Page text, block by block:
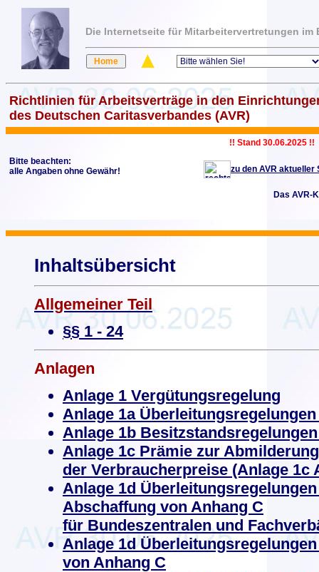
Die Internetseite für Mitarbeitervertretungen
Richtlinien für Arbeitsverträge in den
des Deutschen Caritasverbandes (AVR)
Bitte beachten:
alle Angaben ohne Gewähr!
!! Stand 30.06.2025 !!
zu den AVR aktueller
Das AVR-
Inhaltsübersicht
Allgemeiner Teil
§§ 1 - 24
Anlagen
Anlage 1 Vergütungsregelung
Anlage 1a
Anlage 1b
Anlage 1c Prämie zur
der Verbraucherpreise (Anlage 1c
Anlage 1d
Abschaffung von Anhang C
für Bundeszentralen und
Anlage 1d
von Anhang C